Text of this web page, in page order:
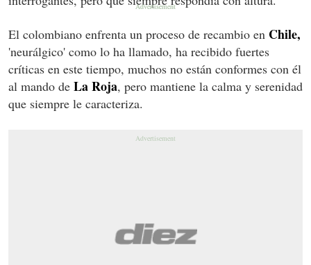
El colombiano enfrenta un proceso de recambio en Chile,
'neurálgico' como lo ha llamado, ha recibido fuertes
críticas en este tiempo, muchos no están conformes con él
al mando de La Roja, pero mantiene la calma y serenidad
que siempre le caracteriza.